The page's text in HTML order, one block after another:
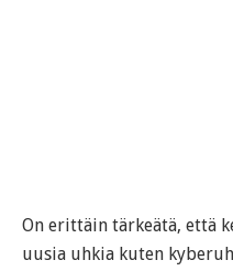
On erittäin tärkeätä, että
uusia uhkia kuten